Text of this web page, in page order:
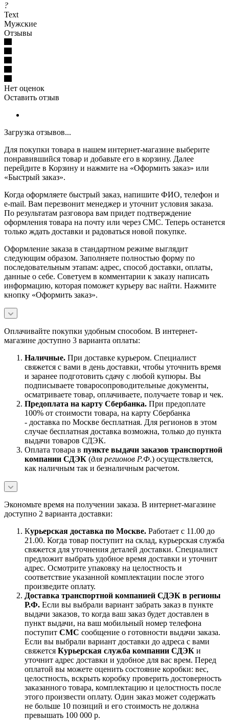
?
Text
Мужские
Отзывы
Нет оценок
Оставить отзыв
Загрузка отзывов...
Для покупки товара в нашем интернет-магазине выберите
понравившийся товар и добавьте его в корзину. Далее
перейдите в Корзину и нажмите на «Оформить заказ» или
«Быстрый заказ».
Когда оформляете быстрый заказ, напишите ФИО, телефон и
e-mail. Вам перезвонит менеджер и уточнит условия заказа.
По результатам разговора вам придет подтверждение
оформления товара на почту или через СМС. Теперь останется
только ждать доставки и радоваться новой покупке.
Оформление заказа в стандартном режиме выглядит
следующим образом. Заполняете полностью форму по
последовательным этапам: адрес, способ доставки, оплаты,
данные о себе. Советуем в комментарии к заказу написать
информацию, которая поможет курьеру вас найти. Нажмите
кнопку «Оформить заказ».
Оплачивайте покупки удобным способом. В интернет-
магазине доступно 3 варианта оплаты:
Наличные. При доставке курьером. Специалист
свяжется с вами в день доставки, чтобы уточнить время
и заранее подготовить сдачу с любой купюры. Вы
подписываете товаросопроводительные документы,
осматриваете товар, оплачиваете, получаете товар и чек.
Предоплата на карту Сбербанка. При предоплате
100% от стоимости товара, на карту Сбербанка
- доставка по Москве бесплатная. Для регионов в этом
случае бесплатная доставка возможна, только до пункта
выдачи товаров СДЭК.
Оплата товара в пункте выдачи заказов транспортной
компании СДЭК (для регионов Р.Ф.) осуществляется,
как наличным так и безналичным расчетом.
Экономьте время на получении заказа. В интернет-магазине
доступно 2 варианта доставки:
Курьерская доставка по Москве. Работает с 11.00 до
21.00. Когда товар поступит на склад, курьерская служба
свяжется для уточнения деталей доставки. Специалист
предложит выбрать удобное время доставки и уточнит
адрес. Осмотрите упаковку на целостность и
соответствие указанной комплектации после этого
произведите оплату.
Доставка транспортной компанией СДЭК в регионы
Р.Ф. Если вы выбрали вариант забрать заказ в пункте
выдачи заказов, то когда ваш заказ будет доставлен в
пункт выдачи, на ваш мобильный номер телефона
поступит СМС сообщение о готовности выдачи заказа.
Если вы выбрали вариант доставки до адреса с вами
свяжется Курьерская служба компании СДЭК и
уточнит адрес доставки и удобное для вас врем. Перед
оплатой вы можете оценить состояние коробки: вес,
целостность, вскрыть коробку проверить достоверность
заказанного товара, комплектацию и целостность после
этого произвести оплату. Один заказ может содержать
не больше 10 позиций и его стоимость не должна
превышать 100 000 р.